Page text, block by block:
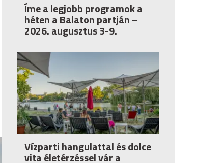
Íme a legjobb programok a
héten a Balaton partján –
2026. augusztus 3-9.
Vízparti hangulattal és dolce
vita életérzéssel vár a